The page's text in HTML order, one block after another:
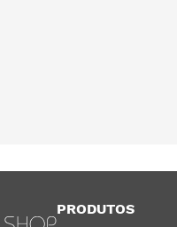
PRODUTOS